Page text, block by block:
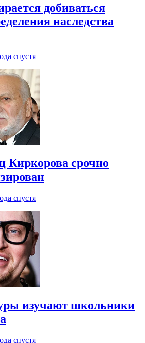
добиваться
наследства
спустя
срочно
спустя
изучают школьники
спустя